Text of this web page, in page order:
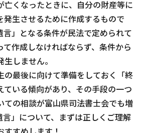
くなったときに、自分の財産等に
発生させるために作成するもので
言」となる条件が民法で定められて
て作成しなければならず、条件から
しません。
最後に向けて準備をしておく「終
ている傾向があり、その手段の一つ
ての相談が富山県司法書士会でも増
言」について、まずは正しくご理解